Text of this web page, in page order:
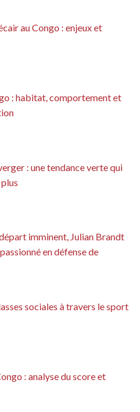
au Congo : enjeux et
: habitat, comportement et
: une tendance verte qui
imminent, Julian Brandt
en défense de
sociales à travers le sport
: analyse du score et